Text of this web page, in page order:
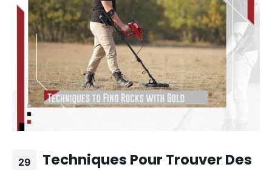
29
Techniques Pour Trouver Des